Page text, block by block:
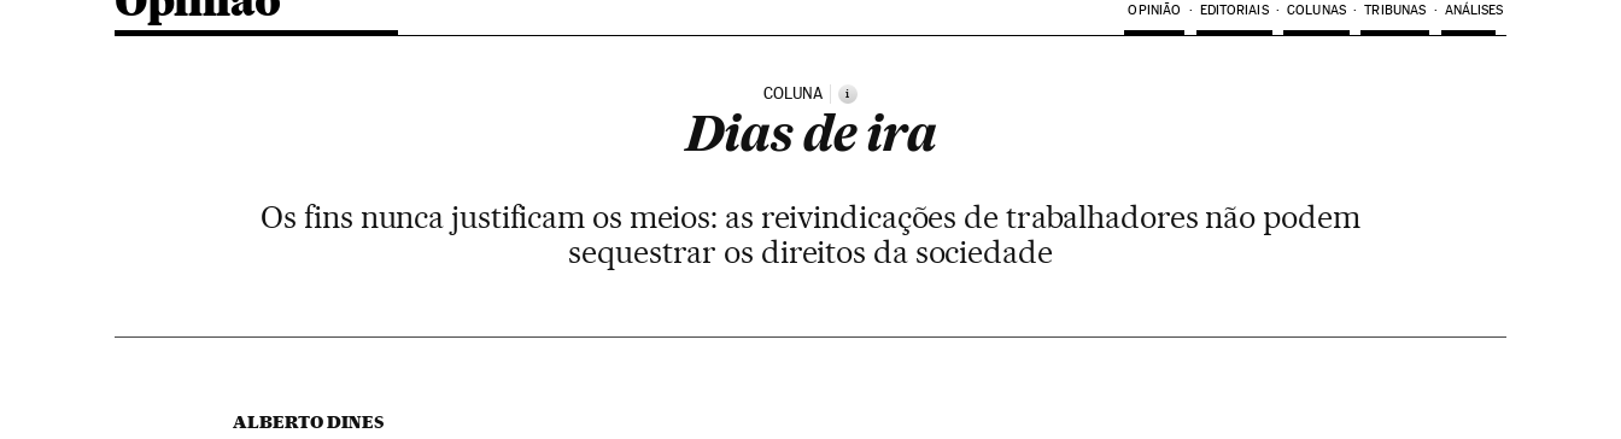
OPINIÃO EDITORIAIS COLUNAS TRIBUNAS ANÁLISES
COLUNA i
Dias de ira
Os fins nunca justificam os meios: as reivindicações de trabalhadores não podem
sequestrar os direitos da sociedade
ALBERTO DINES